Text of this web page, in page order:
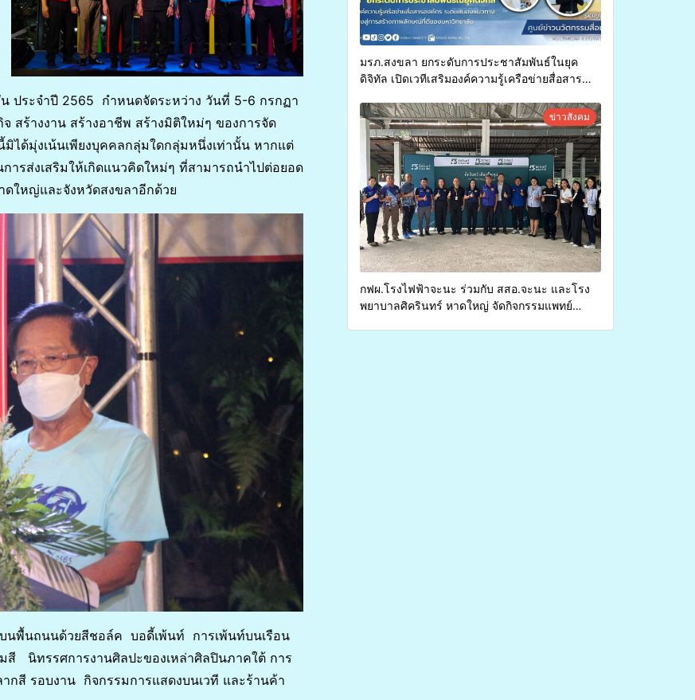
ประจำปี 2565 กำหนดจัดระหว่าง วันที่ 5-6 กรกฏา
สร้างงาน สร้างอาชีพ สร้างมิติใหม่ๆ ของการจัด
ด้มุ่งเน้นเพียงบุคคลกลุ่มใดกลุ่มหนึ่งเท่านั้น หากแต่
ารส่งเสริมให้เกิดแนวคิดใหม่ๆ ที่สามารถนำไปต่อยอด
ดใหญ่และจังหวัดสงขลาอีกด้วย
นพื้นถนนด้วยสีชอล์ค บอดี้เพ้นท์ การเพ้นท์บนเรือน
สี นิทรรศการงานศิลปะของเหล่าศิลปินภาคใต้ การ
สี รอบงาน กิจกรรมการแสดงบนเวที และร้านค้า
มรภ.สงขลา ยกระดับการประชาสัมพันธ์ในยุค
ดิจิทัล เปิดเวทีเสริมองค์ความรู้เครือข่ายสื่อสาร
การสร้างภาพลักษณ์ที่ดีของมหาวิทยาลัยข่าวสังคม
กฟผ.โรงไฟฟ้าจะนะ ร่วมกับ สสอ.จะนะ และโรง
พยาบาลศิครินทร์ หาดใหญ่ จัดกิจกรรมแพทย์